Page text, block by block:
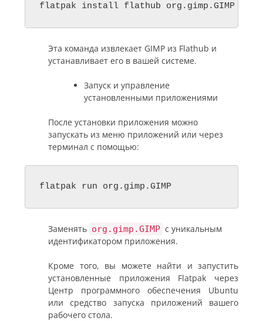
flatpak install flathub org.gimp.GIMP
Эта команда извлекает GIMP из Flathub и
устанавливает его в вашей системе.
Запуск и управление
установленными приложениями
После установки приложения можно
запускать из меню приложений или через
терминал с помощью:
flatpak run org.gimp.GIMP
Заменять org.gimp.GIMP с уникальным
идентификатором приложения.
Кроме того, вы можете найти и запустить
установленные приложения Flatpak через
Центр программного обеспечения Ubuntu
или средство запуска приложений вашего
рабочего стола.